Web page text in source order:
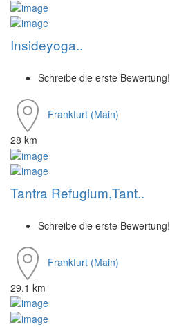
Insideyoga..
Schreibe die erste Bewertung!
Frankfurt (Main)
28 km
Tantra Refugium,Tant..
Schreibe die erste Bewertung!
Frankfurt (Main)
29.1 km